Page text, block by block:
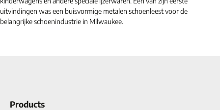
uitvindingen was een buisvormige metalen schoenleest voor de
belangrijke schoenindustrie in Milwaukee.
Products